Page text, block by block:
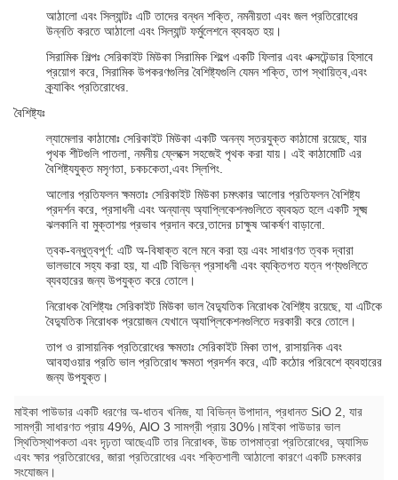
আঠালো এবং সিল্যান্টঃ এটি তাদের বন্ধন শক্তি, নমনীয়তা এবং জল প্রতিরোধের
উন্নতি করতে আঠালো এবং সিল্যান্ট ফর্মুলেশনে ব্যবহৃত হয়।
সিরামিক শিল্পঃ সেরিকাইট মিউকা সিরামিক শিল্পে একটি ফিলার এবং এক্সটেন্ডার হিসাবে
প্রয়োগ করে, সিরামিক উপকরণগুলির বৈশিষ্ট্যগুলি যেমন শক্তি, তাপ স্থায়িত্ব,এবং
ক্র্যাকিং প্রতিরোধের.
বৈশিষ্ট্যঃ
ল্যামেলার কাঠামোঃ সেরিকাইট মিউকা একটি অনন্য স্তরযুক্ত কাঠামো রয়েছে, যার
পৃথক শীটগুলি পাতলা, নমনীয় ফ্লেক্সে সহজেই পৃথক করা যায়। এই কাঠামোটি এর
বৈশিষ্ট্যযুক্ত মসৃণতা, চকচকেতা,এবং স্লিপিং.
আলোর প্রতিফলন ক্ষমতাঃ সেরিকাইট মিউকা চমৎকার আলোর প্রতিফলন বৈশিষ্ট্য
প্রদর্শন করে, প্রসাধনী এবং অন্যান্য অ্যাপ্লিকেশনগুলিতে ব্যবহৃত হলে একটি সূক্ষ্ম
ঝলকানি বা মুক্তাশয় প্রভাব প্রদান করে,তাদের চাক্ষুষ আকর্ষণ বাড়ানো.
ত্বক-বন্ধুত্বপূর্ণ: এটি অ-বিষাক্ত বলে মনে করা হয় এবং সাধারণত ত্বক দ্বারা
ভালভাবে সহ্য করা হয়, যা এটি বিভিন্ন প্রসাধনী এবং ব্যক্তিগত যত্ন পণ্যগুলিতে
ব্যবহারের জন্য উপযুক্ত করে তোলে।
নিরোধক বৈশিষ্ট্যঃ সেরিকাইট মিউকা ভাল বৈদ্যুতিক নিরোধক বৈশিষ্ট্য রয়েছে, যা এটিকে
বৈদ্যুতিক নিরোধক প্রয়োজন যেখানে অ্যাপ্লিকেশনগুলিতে দরকারী করে তোলে।
তাপ ও রাসায়নিক প্রতিরোধের ক্ষমতাঃ সেরিকাইট মিকা তাপ, রাসায়নিক এবং
আবহাওয়ার প্রতি ভাল প্রতিরোধ ক্ষমতা প্রদর্শন করে, এটি কঠোর পরিবেশে ব্যবহারের
জন্য উপযুক্ত।
মাইকা পাউডার একটি ধরণের অ-ধাতব খনিজ, যা বিভিন্ন উপাদান, প্রধানত SiO 2, যার
সামগ্রী সাধারণত প্রায় 49%, AlO 3 সামগ্রী প্রায় 30%।মাইকা পাউডার ভাল
স্থিতিস্থাপকতা এবং দৃঢ়তা আছেএটি তার নিরোধক, উচ্চ তাপমাত্রা প্রতিরোধের, অ্যাসিড
এবং ক্ষার প্রতিরোধের, জারা প্রতিরোধের এবং শক্তিশালী আঠালো কারণে একটি চমৎকার
সংযোজন।